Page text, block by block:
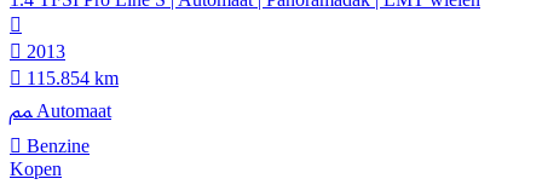
2013
115.854 km
Automaat
Benzine
Kopen